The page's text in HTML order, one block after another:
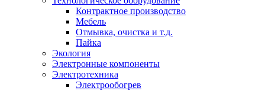
Контрактное производство
Мебель
Отмывка, очистка и т.д.
Пайка
Экология
Электронные компоненты
Электротехника
Электрообогрев